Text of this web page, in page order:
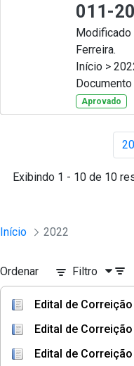
011-
Modificado
Ferreira.
Início >
Aprovado
Exibindo 1 - 10 de 10
Início 2022
Ordenar Filtro
Edital de
Edital de
Edital de